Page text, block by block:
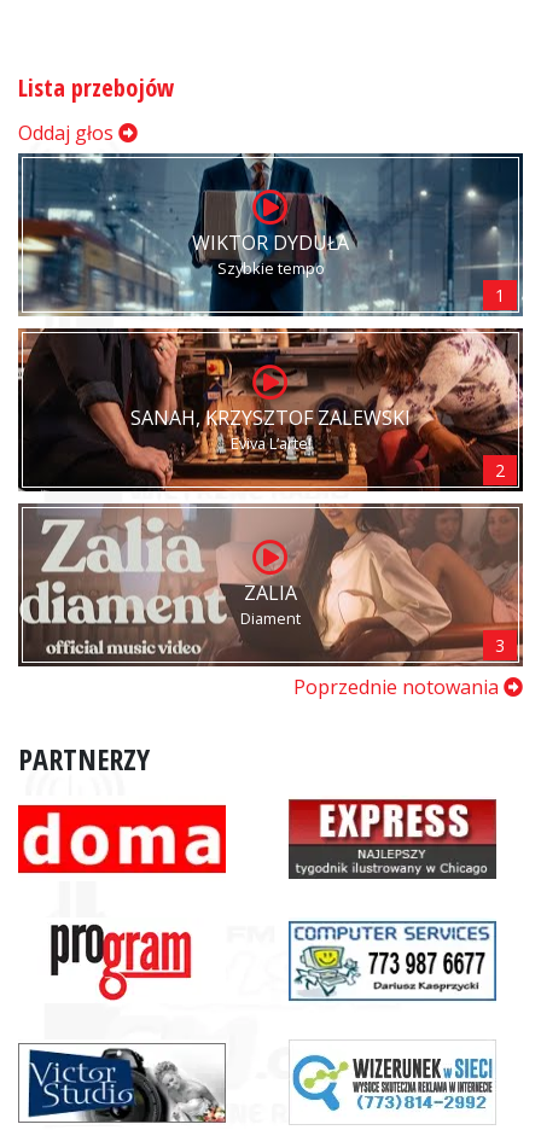
Lista przebojów
Oddaj głos
WIKTOR DYDUŁA
Szybkie tempo
1
SANAH, KRZYSZTOF ZALEWSKI
Eviva L’arte!
2
ZALIA
Diament
3
Poprzednie notowania
PARTNERZY